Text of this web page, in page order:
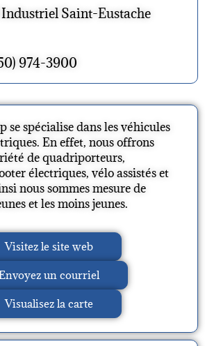
Saint-Eustache
974-3900
se spécialise dans les véhicules
En effet, nous offrons
de quadriporteurs,
électriques, vélo assistés et
nous sommes mesure de
et les moins jeunes.
Visitez le site web
un courriel
Visualisez la carte